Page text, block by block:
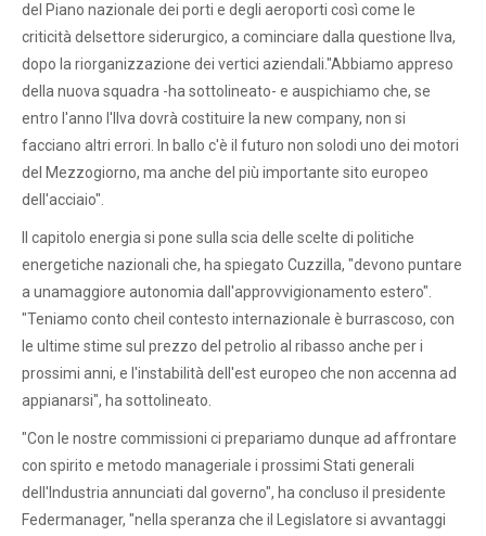
del Piano nazionale dei porti e degli aeroporti così come le
criticità delsettore siderurgico, a cominciare dalla questione Ilva,
dopo la riorganizzazione dei vertici aziendali."Abbiamo appreso
della nuova squadra -ha sottolineato- e auspichiamo che, se
entro l'anno l'Ilva dovrà costituire la new company, non si
facciano altri errori. In ballo c'è il futuro non solodi uno dei motori
del Mezzogiorno, ma anche del più importante sito europeo
dell'acciaio".
Il capitolo energia si pone sulla scia delle scelte di politiche
energetiche nazionali che, ha spiegato Cuzzilla, "devono puntare
a unamaggiore autonomia dall'approvvigionamento estero".
"Teniamo conto cheil contesto internazionale è burrascoso, con
le ultime stime sul prezzo del petrolio al ribasso anche per i
prossimi anni, e l'instabilità dell'est europeo che non accenna ad
appianarsi", ha sottolineato.
"Con le nostre commissioni ci prepariamo dunque ad affrontare
con spirito e metodo manageriale i prossimi Stati generali
dell'Industria annunciati dal governo", ha concluso il presidente
Federmanager, "nella speranza che il Legislatore si avvantaggi